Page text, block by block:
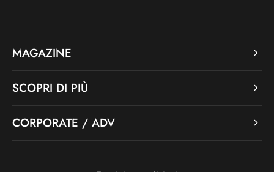
MAGAZINE
SCOPRI DI PIÙ
CORPORATE / ADV